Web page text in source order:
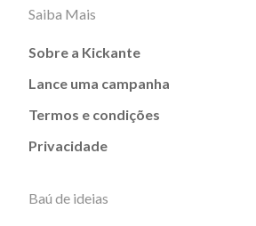
Saiba Mais
Sobre a Kickante
Lance uma campanha
Termos e condições
Privacidade
Baú de ideias